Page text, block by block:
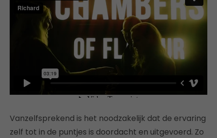
Vanzelfsprekend is het noodzakelijk dat de ervaring
zelf tot in de puntjes is doordacht en uitgevoerd. Zo